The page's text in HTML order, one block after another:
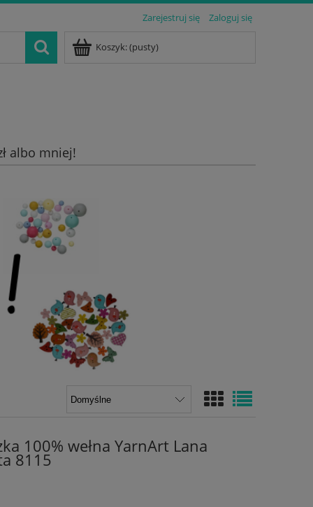
Zarejestruj się Zaloguj się
Koszyk:(pusty)
albo mniej!
100% wełna YarnArt Lana
8115